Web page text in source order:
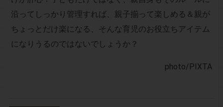
沿ってしっかり管理すれば、親子揃って楽しめる＆親が
ちょっとだけ楽になる、そんな育児のお役立ちアイテム
になりうるのではないでしょうか？
photo/PIXTA